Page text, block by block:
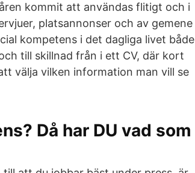
kommit att användas flitigt och i
platsannonser och av gemene
kompetens i det dagliga livet både
till skillnad från i ett CV, där kort
välja vilken information man vill se
Då har DU vad som